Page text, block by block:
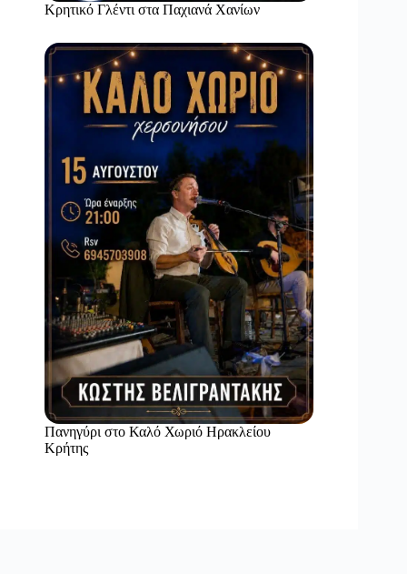
Κρητικό Γλέντι στα Παχιανά Χανίων
Πανηγύρι στο Καλό Χωριό Ηρακλείου
Κρήτης